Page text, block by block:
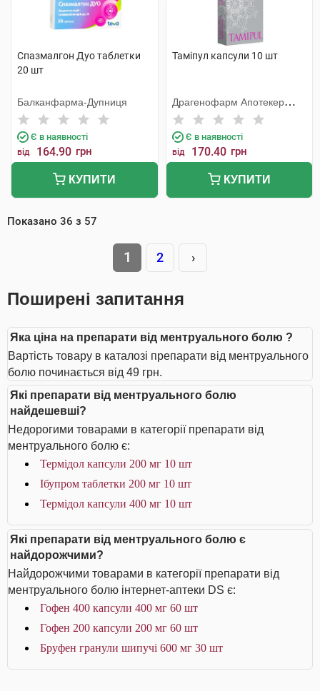
Спазмалгон Дуо таблетки
20 шт
Балканфарма-Дупниця
Є в наявності
від 164.90 грн
КУПИТИ
Таміпул капсули 10 шт
Драгенофарм Апотекер
Пюшл
Є в наявності
від 170.40 грн
КУПИТИ
Показано 36 з 57
1 2 ›
Поширені запитання
Яка ціна на препарати від ментруального болю ?
Вартість товару в каталозі препарати від ментруального
болю починається від 49 грн.
Які препарати від ментруального болю
найдешевші?
Недорогими товарами в категорії препарати від
ментруального болю є:
Термідол капсули 200 мг 10 шт
Ібупром таблетки 200 мг 10 шт
Термідол капсули 400 мг 10 шт
Які препарати від ментруального болю є
найдорожчими?
Найдорожчими товарами в категорії препарати від
ментруального болю інтернет-аптеки DS є:
Гофен 400 капсули 400 мг 60 шт
Гофен 200 капсули 200 мг 60 шт
Бруфен гранули шипучі 600 мг 30 шт